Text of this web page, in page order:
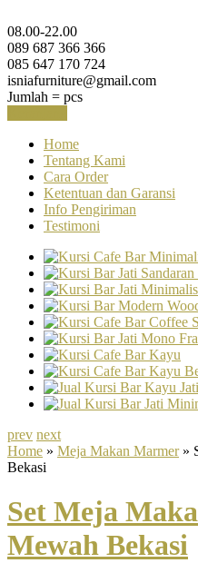
08.00-22.00
089 687 366 366
085 647 170 724
isniafurniture@gmail.com
Jumlah = pcs
Home
Tentang Kami
Cara Order
Ketentuan dan Garansi
Info Pengiriman
Testimoni
prev next
Home » Meja Makan Marmer»
Bekasi
Set Meja
Mewah Bekasi